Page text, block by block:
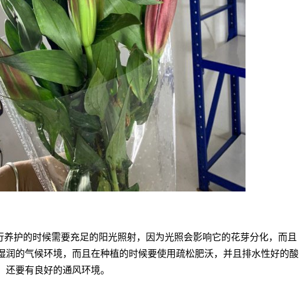
护的时候需要充足的阳光照射，因为光照会影响它的花芽分化，而且
润的气候环境，而且在种植的时候要使用疏松肥沃，并且排水性好的酸
要有良好的通风环境。